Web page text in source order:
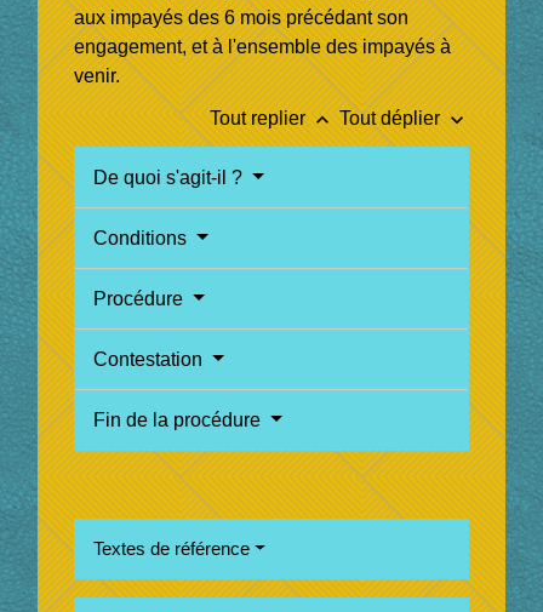
aux impayés des 6 mois précédant son
engagement, et à l'ensemble des impayés à
venir.
Tout replierkeyboard_arrow_up Tout déplierkeyboard_arrow_down
De quoi s'agit-il ?
Conditions
Procédure
Contestation
Fin de la procédure
Textes de référence